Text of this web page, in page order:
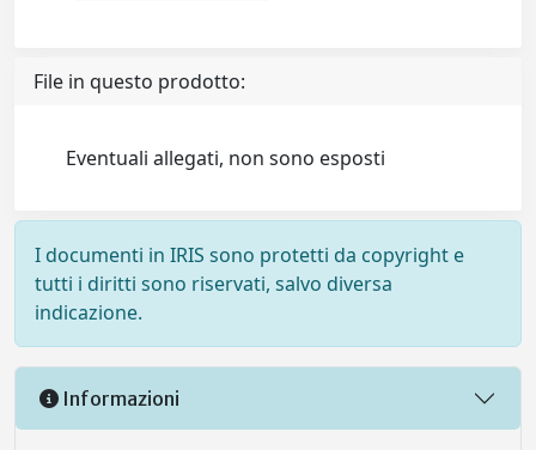
File in questo prodotto:
Eventuali allegati, non sono esposti
I documenti in IRIS sono protetti da copyright e
tutti i diritti sono riservati, salvo diversa
indicazione.
Informazioni